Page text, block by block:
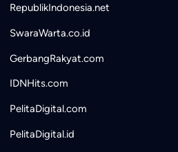
RepublikIndonesia.net
SwaraWarta.co.id
GerbangRakyat.com
IDNHits.com
PelitaDigital.com
PelitaDigital.id